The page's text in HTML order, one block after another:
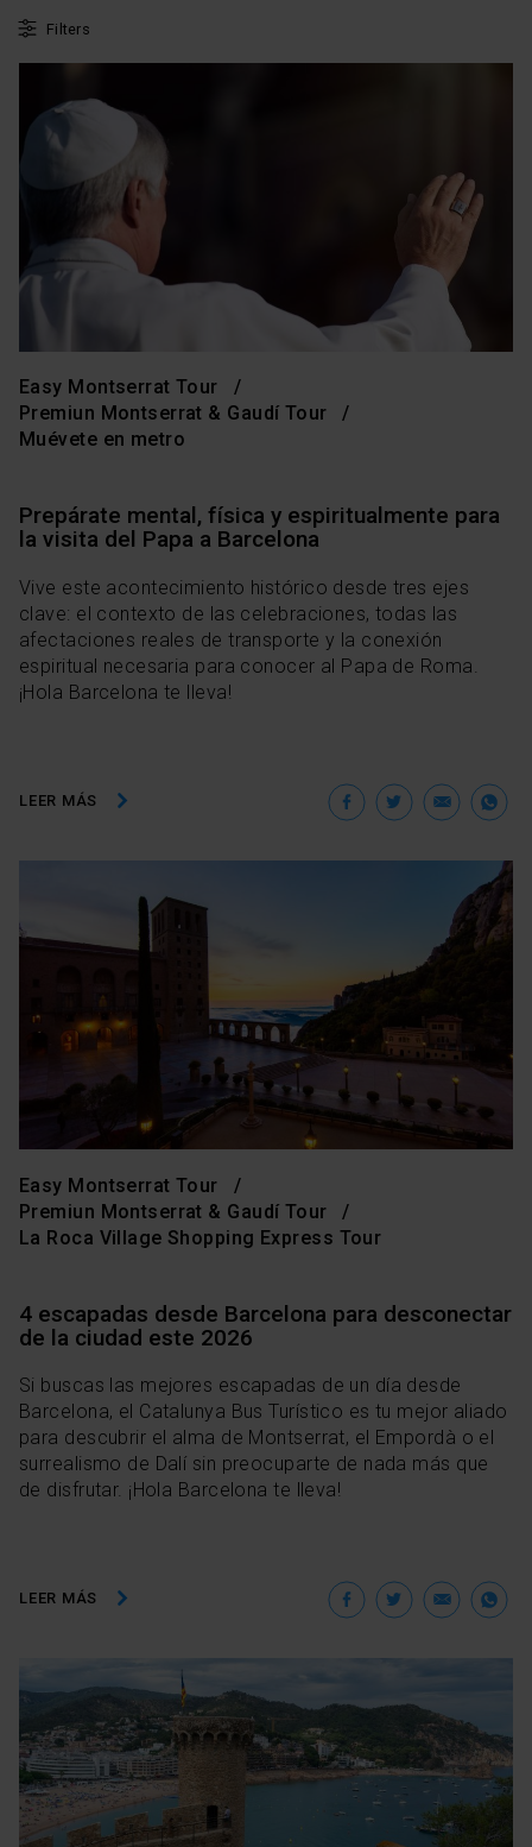
Filters
Easy Montserrat Tour
Premiun Montserrat & Gaudí Tour
Muévete en metro
Prepárate mental, física y espiritualmente para
la visita del Papa a Barcelona
Vive este acontecimiento histórico desde tres ejes
clave: el contexto de las celebraciones, todas las
afectaciones reales de transporte y la conexión
espiritual necesaria para conocer al Papa de Roma.
¡Hola Barcelona te lleva!
LEER MÁS Facebook
Twitter
Easy Montserrat Tour
Premiun Montserrat & Gaudí Tour
La Roca Village Shopping Express Tour
4 escapadas desde Barcelona para desconectar
de la ciudad este 2026
Si buscas las mejores escapadas de un día desde
Barcelona, el Catalunya Bus Turístico es tu mejor aliado
para descubrir el alma de Montserrat, el Empordà o el
surrealismo de Dalí sin preocuparte de nada más que
de disfrutar. ¡Hola Barcelona te lleva!
LEER MÁS Facebook
Twitter